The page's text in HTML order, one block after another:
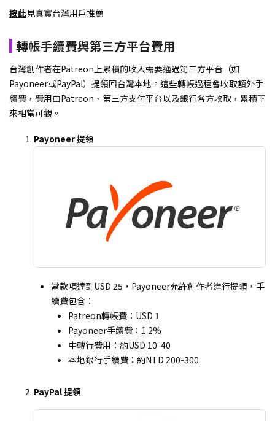
按此見真實台灣用戶推薦
轉帳手續費與第三方平台費用
台灣創作者在Patreon上累積的收入需要通過第三方平台（如
Payoneer或PayPal）提領回台灣本地。這些轉帳過程會收取額外手
續費，費用由Patreon、第三方支付平台以及銀行各方收取，累積下
來相當可觀。
Payoneer 提領
當款項達到USD 25，Payoneer允許創作者進行提領，手
續費包含：
Patreon轉帳費：USD 1
Payoneer手續費：1.2%
中轉行費用：約USD 10-40
本地銀行手續費：約NTD 200-300
PayPal 提領